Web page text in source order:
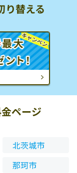
り替える
ページ
北茨城市
那珂市